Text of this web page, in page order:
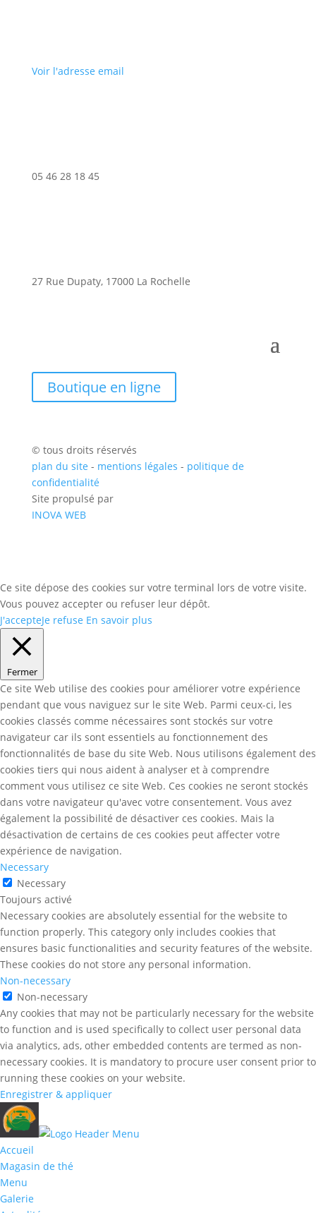
Voir l'adresse email
05 46 28 18 45
27 Rue Dupaty, 17000 La Rochelle
Boutique en ligne
© tous droits réservés
plan du site - mentions légales - politique de
confidentialité
Site propulsé par
INOVA WEB
Ce site dépose des cookies sur votre terminal lors de votre visite.
Vous pouvez accepter ou refuser leur dépôt.
J'accepteJe refuse En savoir plus
Fermer
Ce site Web utilise des cookies pour améliorer votre expérience
pendant que vous naviguez sur le site Web. Parmi ceux-ci, les
cookies classés comme nécessaires sont stockés sur votre
navigateur car ils sont essentiels au fonctionnement des
fonctionnalités de base du site Web. Nous utilisons également des
cookies tiers qui nous aident à analyser et à comprendre
comment vous utilisez ce site Web. Ces cookies ne seront stockés
dans votre navigateur qu'avec votre consentement. Vous avez
également la possibilité de désactiver ces cookies. Mais la
désactivation de certains de ces cookies peut affecter votre
expérience de navigation.
Necessary
Necessary
Toujours activé
Necessary cookies are absolutely essential for the website to
function properly. This category only includes cookies that
ensures basic functionalities and security features of the website.
These cookies do not store any personal information.
Non-necessary
Non-necessary
Any cookies that may not be particularly necessary for the website
to function and is used specifically to collect user personal data
via analytics, ads, other embedded contents are termed as non-
necessary cookies. It is mandatory to procure user consent prior to
running these cookies on your website.
Enregistrer & appliquer
Accueil
Magasin de thé
Menu
Galerie